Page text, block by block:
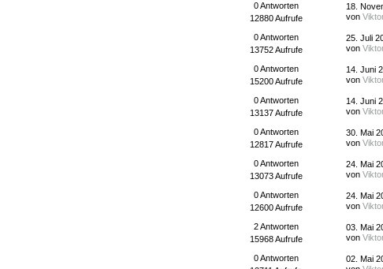
0 Antworten
12880 Aufrufe
18.
von
0 Antworten
13752 Aufrufe
25. Juli
von
0 Antworten
15200 Aufrufe
14. Juni
von
0 Antworten
13137 Aufrufe
14. Juni
von
0 Antworten
12817 Aufrufe
30. Mai
von
0 Antworten
13073 Aufrufe
24. Mai
von
0 Antworten
12600 Aufrufe
24. Mai
von
2 Antworten
15968 Aufrufe
03. Mai
von
0 Antworten
02. Mai